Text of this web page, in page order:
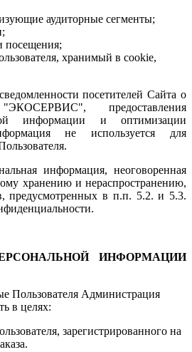
аудиторные сегменты;
посещения;
хранимый в cookie,
посетителей Сайта о
"ЭКОСЕРВИС", предоставления
информации и оптимизации
не используется для
информация, неоговоренная
хранению и нераспространению,
предусмотренных в п.п. 5.2. и 5.3.
ИНФОРМАЦИИ
Пользователя Администрация
в целях:
зарегистрированного на